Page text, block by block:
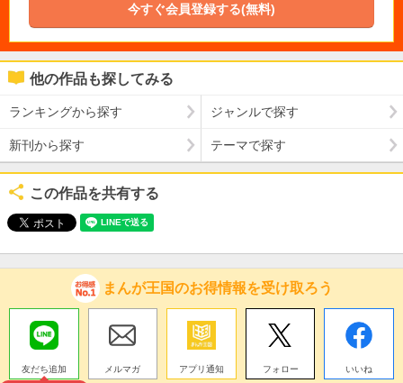
今すぐ会員登録する(無料)
他の作品も探してみる
ランキングから探す ジャンルで探す
新刊から探す テーマで探す
この作品を共有する
まんが王国のお得情報を受け取ろう
友だち追加
メルマガ アプリ通知 フォロー いいね